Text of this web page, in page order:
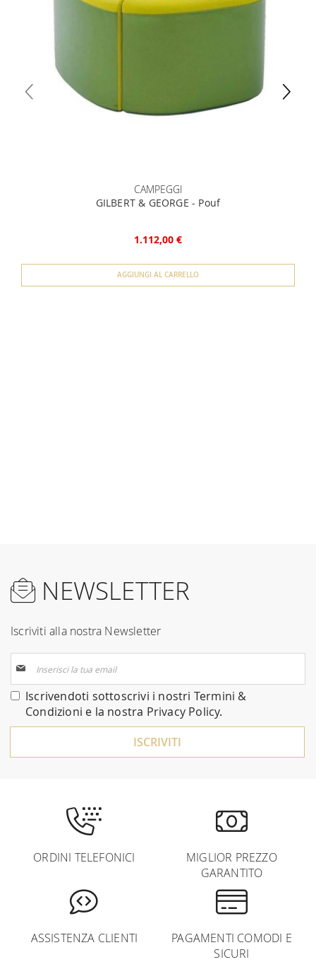
unico) 4) iban per l'addebito delle rate
CAMPEGGI
GILBERT & GEORGE - Pouf
1.112,00 €
AGGIUNGI AL CARRELLO
NEWSLETTER
Iscriviti alla nostra Newsletter
alla
nostra
Newsletter:
Iscrivendoti sottoscrivi i nostri Termini &
Condizioni e la nostra Privacy Policy.
ISCRIVITI
ORDINI TELEFONICI
MIGLIOR PREZZO
GARANTITO
ASSISTENZA CLIENTI
PAGAMENTI COMODI E
SICURI